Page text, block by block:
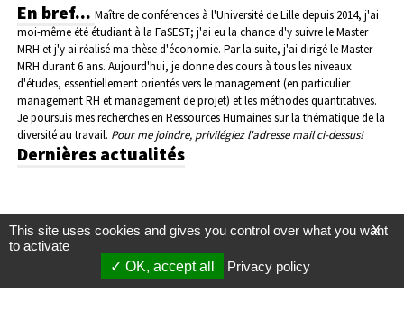
En bref... Maître de conférences à l'Université de Lille depuis 2014, j'ai
moi-même été étudiant à la FaSEST; j'ai eu la chance d'y suivre le Master
MRH et j'y ai réalisé ma thèse d'économie. Par la suite, j'ai dirigé le Master
MRH durant 6 ans. Aujourd'hui, je donne des cours à tous les niveaux
d'études, essentiellement orientés vers le management (en particulier
management RH et management de projet) et les méthodes quantitatives.
Je poursuis mes recherches en Ressources Humaines sur la thématique de la
diversité au travail. Pour me joindre, privilégiez l'adresse mail ci-dessus!
Dernières actualités
X
This site uses cookies and gives you control over what you want
to activate
OK, accept all
Privacy policy